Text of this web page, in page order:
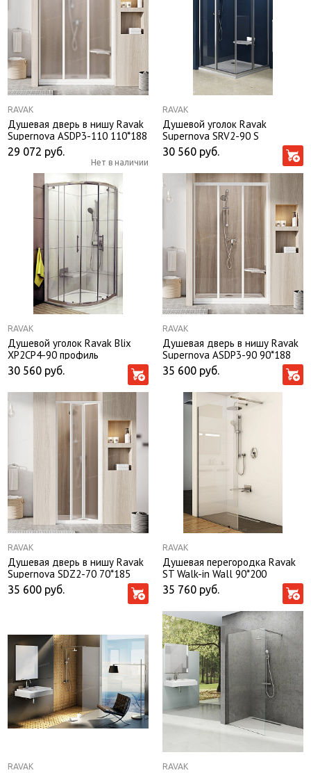
RAVAK
Душевая дверь в нишу Ravak
Supernova ASDP3-110 110*188
профиль белый, стекло Grape
без поддона
29 072 руб.
Нет в наличии
RAVAK
Душевой уголок Ravak
Supernova SRV2-90 S
90*90*185 профиль сатин,
стекло грейп без поддона
30 560 руб.
RAVAK
Душевой уголок Ravak Blix
XP2CP4-90 профиль
блестящий, стекло
транспарент без поддона
30 560 руб.
RAVAK
Душевая дверь в нишу Ravak
Supernova ASDP3-90 90*188
профиль белый, стекло
Transparent без поддона
35 600 руб.
RAVAK
Душевая дверь в нишу Ravak
Supernova SDZ2-70 70*185
профиль белый, стекло Grape
без поддона
35 600 руб.
RAVAK
Душевая перегородка Ravak
ST Walk-in Wall 90*200
профиль глянцевый хром,
стекло Transparent без
поддона
35 760 руб.
RAVAK RAVAK